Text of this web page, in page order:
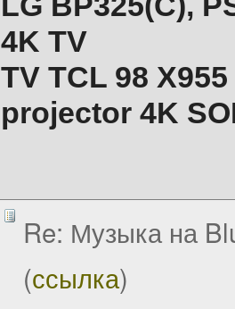
4K TV
TV TCL 98 X955
projector 4K
Re: Музыка на
(ссылка)